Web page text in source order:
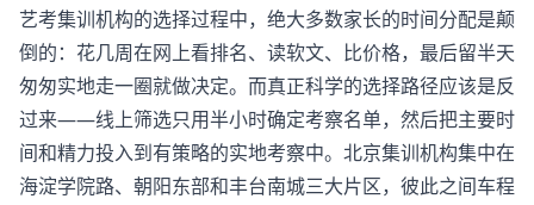
艺考集训机构的选择过程中，绝大多数家长的时间分配是颠
倒的：花几周在网上看排名、读软文、比价格，最后留半天
匆匆实地走一圈就做决定。而真正科学的选择路径应该是反
过来——线上筛选只用半小时确定考察名单，然后把主要时
间和精力投入到有策略的实地考察中。北京集训机构集中在
海淀学院路、朝阳东部和丰台南城三大片区，彼此之间车程